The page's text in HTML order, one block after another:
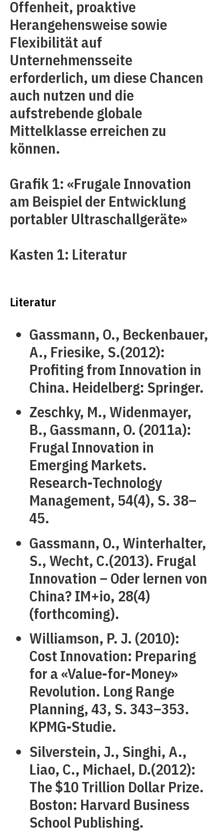
Offenheit, proaktive
Herangehensweise sowie
Flexibilität auf
Unternehmensseite
erforderlich, um diese Chancen
auch nutzen und die
aufstrebende globale
Mittelklasse erreichen zu
können.
Grafik 1: «Frugale Innovation
am Beispiel der Entwicklung
portabler Ultraschallgeräte»
Kasten 1: Literatur
Literatur
Gassmann, O., Beckenbauer,
A., Friesike, S.(2012):
Profiting from Innovation in
China. Heidelberg: Springer.
Zeschky, M., Widenmayer,
B., Gassmann, O. (2011a):
Frugal Innovation in
Emerging Markets.
Research-Technology
Management, 54(4), S. 38–
45.
Gassmann, O., Winterhalter,
S., Wecht, C.(2013). Frugal
Innovation – Oder lernen von
China? IM+io, 28(4)
(forthcoming).
Williamson, P. J. (2010):
Cost Innovation: Preparing
for a «Value-for-Money»
Revolution. Long Range
Planning, 43, S. 343–353.
KPMG-Studie.
Silverstein, J., Singhi, A.,
Liao, C., Michael, D.(2012):
The $10 Trillion Dollar Prize.
Boston: Harvard Business
School Publishing.